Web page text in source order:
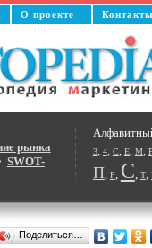
О проекте
3, 4, C, E, M,
П, Р, С, Т,
рынка
SWOT-
Поделиться…